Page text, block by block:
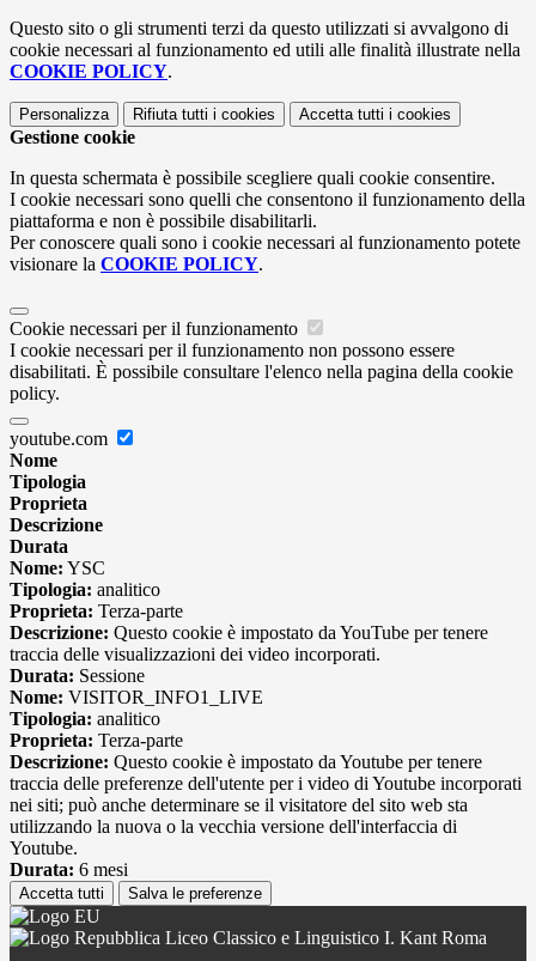
Questo sito o gli strumenti terzi da questo utilizzati si avvalgono di
cookie necessari al funzionamento ed utili alle finalità illustrate nella
COOKIE POLICY.
Personalizza Rifiuta tutti i cookies Accetta tutti i cookies
Gestione cookie
In questa schermata è possibile scegliere quali cookie consentire.
I cookie necessari sono quelli che consentono il funzionamento della
piattaforma e non è possibile disabilitarli.
Per conoscere quali sono i cookie necessari al funzionamento potete
visionare la COOKIE POLICY.
Cookie necessari per il funzionamento
I cookie necessari per il funzionamento non possono essere
disabilitati. È possibile consultare l'elenco nella pagina della cookie
policy.
youtube.com
Nome
Tipologia
Proprieta
Descrizione
Durata
Nome: YSC
Tipologia: analitico
Proprieta: Terza-parte
Descrizione: Questo cookie è impostato da YouTube per tenere
traccia delle visualizzazioni dei video incorporati.
Durata: Sessione
Nome: VISITOR_INFO1_LIVE
Tipologia: analitico
Proprieta: Terza-parte
Descrizione: Questo cookie è impostato da Youtube per tenere
traccia delle preferenze dell'utente per i video di Youtube incorporati
nei siti; può anche determinare se il visitatore del sito web sta
utilizzando la nuova o la vecchia versione dell'interfaccia di
Youtube.
Durata: 6 mesi
Accetta tutti Salva le preferenze
Liceo Classico e Linguistico I. Kant Roma